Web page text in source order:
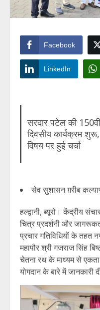
Facebook
LinkedIn
सरदार पटेल की
दिवसीय कार्यक्रम
विषय पर हुई चर्चा
सेव सुशासन ग़रीब
हल्द्वानी, ब्यूरो। केंद्रीय
चित्र प्रदर्शनी और
प्रचार गतिविधियों के तहत
महापौर श्री गजराज सिंह
चेतना रथ के माध्यम से एकता
योगदान के बारे में जानकारी